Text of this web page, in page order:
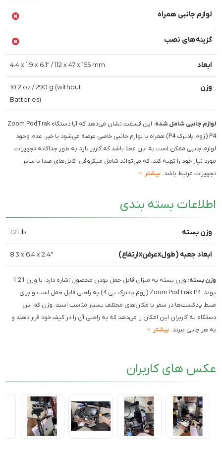
لوازم جانبی همراه
گزینه‌های نصب
ابعاد 4.4 x 1.9 x 6.1" / 112 x 47 x 155 mm
وزن
10.2 oz / 290 g (without
Batteries)
لوازم جانبی شامل شده
: این قسمت نشان می‌دهد که آیا دستگاه Zoom PodTrak
P4 (زوم پادترک P4) همراه با لوازم جانبی خاصی عرضه می‌شود یا خیر. عدم وجود
لوازم جانبی ممکن است به این معنا باشد که کاربر باید به طور جداگانه تجهیزات
مورد نیاز خود را تهیه کند، که می‌تواند شامل میکروفن، کابل‌های صدا یا سایر
تجهیزات مرتبط باشد. بیشتر
اطلاعات بسته بندی
وزن بسته 1.21 lb
ابعاد جعبه (طولxعرضxارتفاع) 8.3 x 6.4 x 2.4"
وزن بسته
: وزن بسته به میزان قابل حمل بودن محصول اشاره دارد. با وزن 1.21
پوند، Zoom PodTrak P4 (زوم پادترک پی 4) به راحتی قابل حمل است و برای
ضبط پادکست‌ها در سفر یا مکان‌های مختلف بسیار مناسب است. وزن کم این
دستگاه به کاربران این امکان را می‌دهد که به راحتی آن را در کیف خود قرار دهند و
به هر جایی ببرند. بیشتر
عکس های کاربران